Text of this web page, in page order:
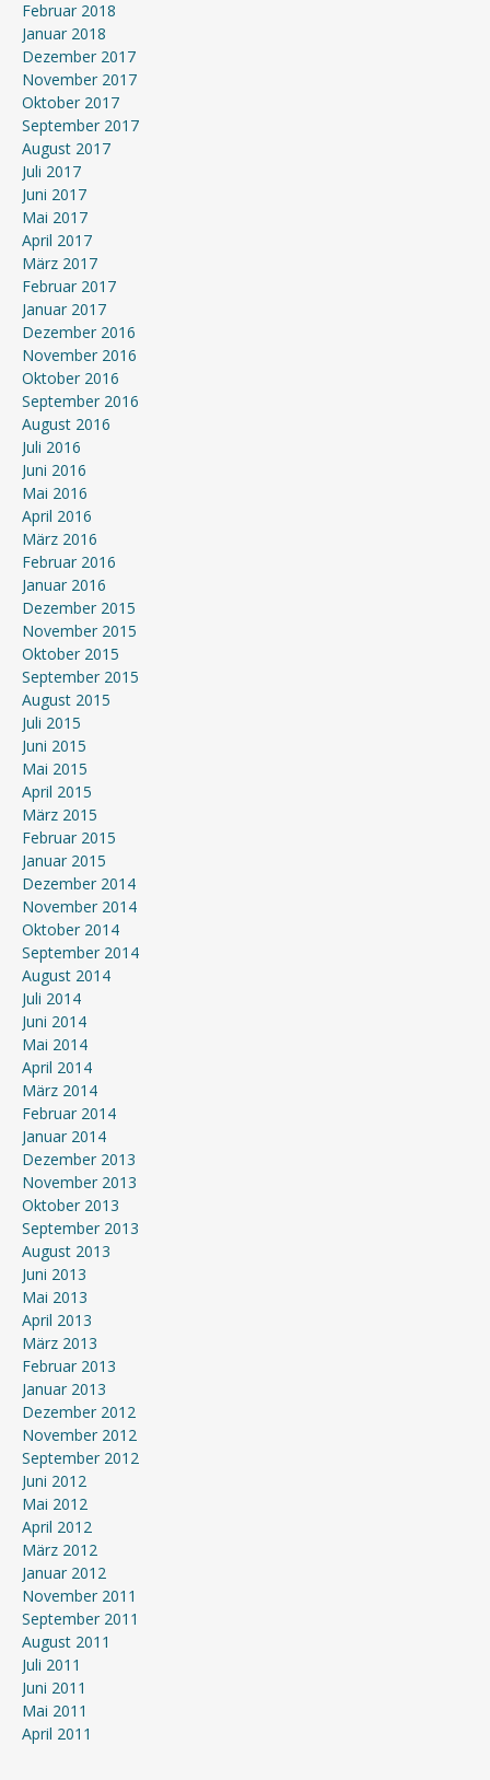
Februar 2018
Januar 2018
Dezember 2017
November 2017
Oktober 2017
September 2017
August 2017
Juli 2017
Juni 2017
Mai 2017
April 2017
März 2017
Februar 2017
Januar 2017
Dezember 2016
November 2016
Oktober 2016
September 2016
August 2016
Juli 2016
Juni 2016
Mai 2016
April 2016
März 2016
Februar 2016
Januar 2016
Dezember 2015
November 2015
Oktober 2015
September 2015
August 2015
Juli 2015
Juni 2015
Mai 2015
April 2015
März 2015
Februar 2015
Januar 2015
Dezember 2014
November 2014
Oktober 2014
September 2014
August 2014
Juli 2014
Juni 2014
Mai 2014
April 2014
März 2014
Februar 2014
Januar 2014
Dezember 2013
November 2013
Oktober 2013
September 2013
August 2013
Juni 2013
Mai 2013
April 2013
März 2013
Februar 2013
Januar 2013
Dezember 2012
November 2012
September 2012
Juni 2012
Mai 2012
April 2012
März 2012
Januar 2012
November 2011
September 2011
August 2011
Juli 2011
Juni 2011
Mai 2011
April 2011